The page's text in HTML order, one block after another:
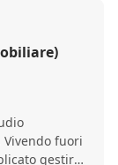
fuori
gestire